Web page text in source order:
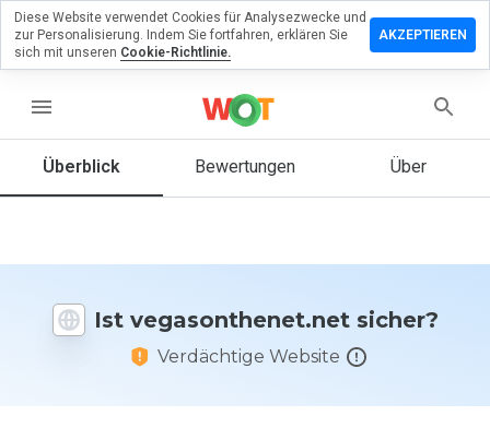
menu
Überblick Bewertungen Über
Ist vegasonthenet.net sicher?
Verdächtige Website
Sie
Sie diese
auf einer
Skala von
1 bis 5
Diese Website verwendet Cookies für Analysezwecke und
zur Personalisierung. Indem Sie fortfahren, erklären Sie
sich mit unseren Cookie-Richtlinie.
AKZEPTIEREN